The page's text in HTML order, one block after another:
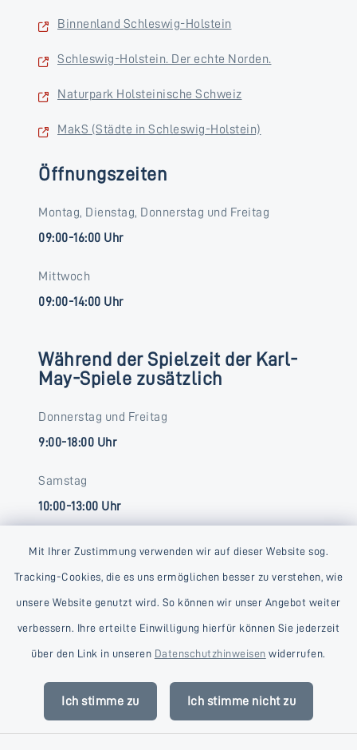
Mit Ihrer Zustimmung verwenden wir auf dieser Website sog.
Tracking-Cookies, die es uns ermöglichen besser zu verstehen, wie
unsere Website genutzt wird. So können wir unser Angebot weiter
verbessern. Ihre erteilte Einwilligung hierfür können Sie jederzeit
über den Link in unseren Datenschutzhinweisen widerrufen.
Ich stimme zu Ich stimme nicht zu
Binnenland Schleswig-Holstein
Schleswig-Holstein. Der echte Norden.
Naturpark Holsteinische Schweiz
MakS (Städte in Schleswig-Holstein)
Öffnungszeiten
Montag, Dienstag, Donnerstag und Freitag
09:00-16:00 Uhr
Mittwoch
09:00-14:00 Uhr
Während der Spielzeit der Karl-
May-Spiele zusätzlich
Donnerstag und Freitag
9:00-18:00 Uhr
Samstag
10:00-13:00 Uhr
Kontakt
Datenschutz